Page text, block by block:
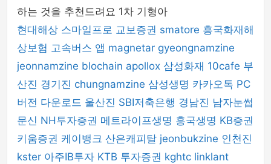
하는 것을 추천드려요 1차 기형아
현대해상 스마일프로 교보증권 smatore 흥국화재해
상보험 고속버스 앱 magnetar gyeongnamzine
jeonnamzine blochain apollox 삼성화재 10cafe 부
산진 경기진 chungnamzine 삼성생명 카카오톡 PC
버전 다운로드 울산진 SBI저축은행 경남진 남자눈썹
문신 NH투자증권 메트라이프생명 흥국생명 KB증권
키움증권 케이뱅크 산은캐피탈 jeonbukzine 인천진
kster 아주IB투자 KTB 투자증권 kghtc linklant